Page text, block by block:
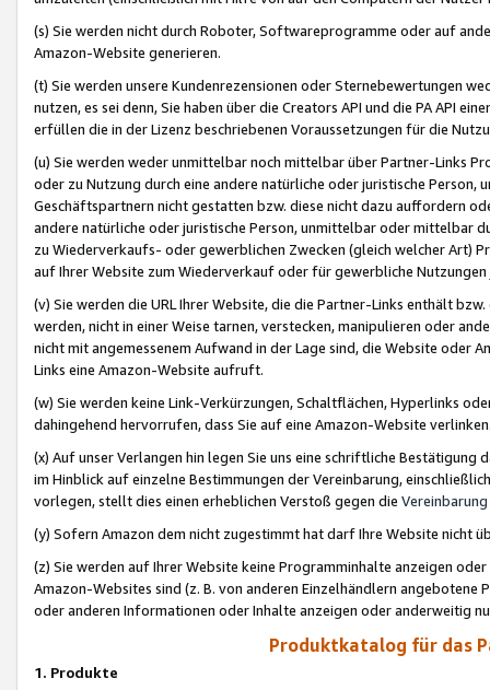
(s) Sie werden nicht durch Roboter, Softwareprogramme oder auf
Amazon-Website generieren.
(t) Sie werden unsere Kundenrezensionen oder Sternebewertungen
nutzen, es sei denn, Sie haben über die Creators API und die PA API
erfüllen die in der Lizenz beschriebenen Voraussetzungen für die
(u) Sie werden weder unmittelbar noch mittelbar über Partner-Links
oder zu Nutzung durch eine andere natürliche oder juristische
Geschäftspartnern nicht gestatten bzw. diese nicht dazu auffordern
andere natürliche oder juristische Person, unmittelbar oder mittelbar
zu Wiederverkaufs- oder gewerblichen Zwecken (gleich welcher Art)
auf Ihrer Website zum Wiederverkauf oder für gewerbliche
(v) Sie werden die URL Ihrer Website, die die Partner-Links enthält
werden, nicht in einer Weise tarnen, verstecken, manipulieren oder
nicht mit angemessenem Aufwand in der Lage sind, die Website oder
Links eine Amazon-Website aufruft.
(w) Sie werden keine Link-Verkürzungen, Schaltflächen, Hyperlinks
dahingehend hervorrufen, dass Sie auf eine Amazon-Website
(x) Auf unser Verlangen hin legen Sie uns eine schriftliche
im Hinblick auf einzelne Bestimmungen der Vereinbarung,
vorlegen, stellt dies einen erheblichen Verstoß gegen die Vereinbarung
(y) Sofern Amazon dem nicht zugestimmt hat darf Ihre Website nicht
(z) Sie werden auf Ihrer Website keine Programminhalte anzeigen
Amazon-Websites sind (z. B. von anderen Einzelhändlern
oder anderen Informationen oder Inhalte anzeigen oder anderweitig
Produktkatalog für das
1. Produkte